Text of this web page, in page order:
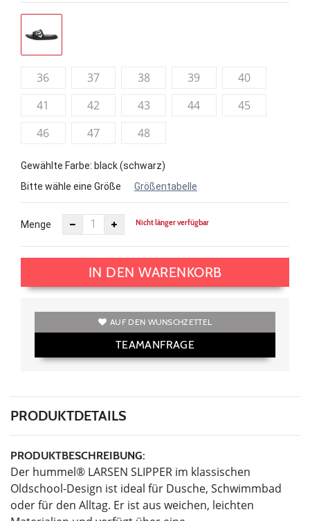
36 37 38 39
40
41
42 43 44
45
46
47 48
Gewählte Farbe: black (schwarz)
Bitte wähle eine Größe
Größentabelle
Menge Nicht länger verfügbar
IN DEN WARENKORB
AUF DEN WUNSCHZETTEL
TEAMANFRAGE
PRODUKTDETAILS
PRODUKTBESCHREIBUNG:
Der hummel® LARSEN SLIPPER im klassischen
Oldschool-Design ist ideal für Dusche, Schwimmbad
oder für den Alltag. Er ist aus weichen, leichten